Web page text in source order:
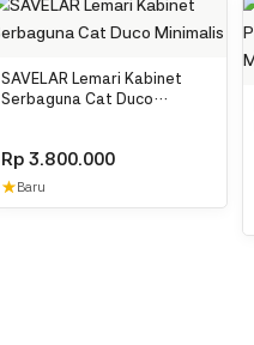
SAVELAR Lemari Kabinet
Serbaguna Cat Duco
Rp 3.800.000
★ Baru